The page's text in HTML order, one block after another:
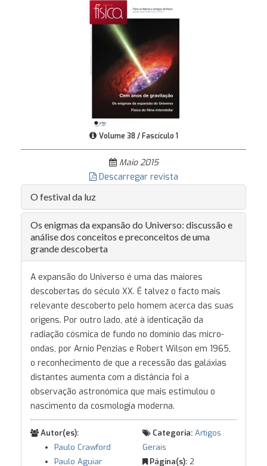
Volume 38 / Fascículo 1
Maio 2015
Descarregar revista
O festival da luz
Os enigmas da expansão do Universo: discussão e
análise dos conceitos e preconceitos de uma
grande descoberta
A expansão do Universo é uma das maiores
descobertas do século XX. É talvez o facto mais
relevante descoberto pelo homem acerca das suas
origens. Por outro lado, até à identicação da
radiação cósmica de fundo no domínio das micro-
ondas, por Arnio Penzias e Robert Wilson em 1965,
o reconhecimento de que a recessão das galáxias
distantes aumenta com a distância foi a
observação astronómica que mais estimulou o
nascimento da cosmologia moderna.
Autor(es):
Paulo Crawford
Paulo Aguiar
Categoria: Artigos
Gerais
Página(s): 2